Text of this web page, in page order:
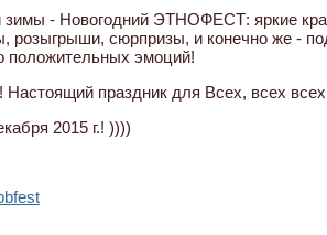
зимы - Новогодний ЭТНОФЕСТ: яркие
розыгрыши, сюрпризы, и конечно же -
положительных эмоций!
праздник для Всех, всех
2015 г.! ))))